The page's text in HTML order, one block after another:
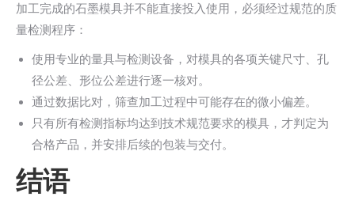
加工完成的石墨模具并不能直接投入使用，必须经过规范的质
量检测程序：
使用专业的量具与检测设备，对模具的各项关键尺寸、孔
径公差、形位公差进行逐一核对。
通过数据比对，筛查加工过程中可能存在的微小偏差。
只有所有检测指标均达到技术规范要求的模具，才判定为
合格产品，并安排后续的包装与交付。
结语